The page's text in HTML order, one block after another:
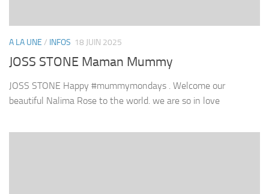
A LA UNE / INFOS 18 JUIN 2025
JOSS STONE Maman Mummy
JOSS STONE Happy #mummymondays . Welcome our
beautiful Nalima Rose to the world. we are so in love